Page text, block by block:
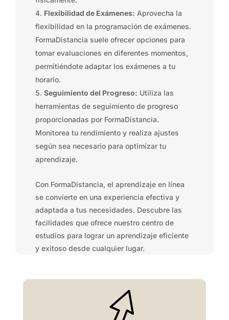
Flexibilidad de Exámenes: Aprovecha la
flexibilidad en la programación de exámenes.
FormaDistancia suele ofrecer opciones para
tomar evaluaciones en diferentes momentos,
permitiéndote adaptar los exámenes a tu
horario.
Seguimiento del Progreso: Utiliza las
herramientas de seguimiento de progreso
proporcionadas por FormaDistancia.
Monitorea tu rendimiento y realiza ajustes
según sea necesario para optimizar tu
aprendizaje.
Con FormaDistancia, el aprendizaje en línea
se convierte en una experiencia efectiva y
adaptada a tus necesidades. Descubre las
facilidades que ofrece nuestro centro de
estudios para lograr un aprendizaje eficiente
y exitoso desde cualquier lugar.